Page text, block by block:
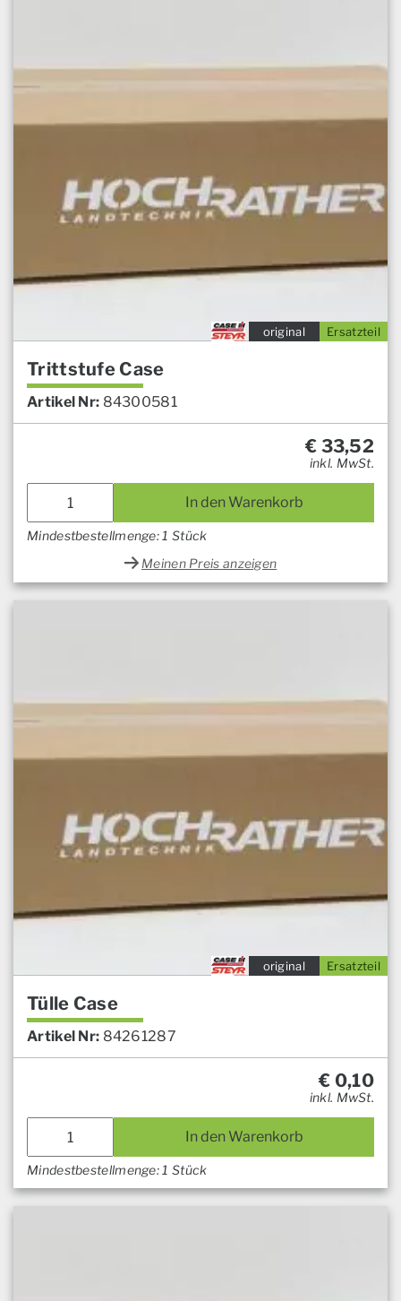
Ersatzteil
original
Trittstufe Case
Artikel Nr: 84300581
€ 33,52
inkl. MwSt.
In den Warenkorb
Mindestbestellmenge: 1 Stück
Meinen Preis anzeigen
Ersatzteil
original
Tülle Case
Artikel Nr: 84261287
€ 0,10
inkl. MwSt.
In den Warenkorb
Mindestbestellmenge: 1 Stück